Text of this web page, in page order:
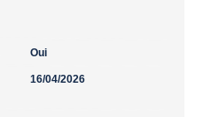
Oui
16/04/2026